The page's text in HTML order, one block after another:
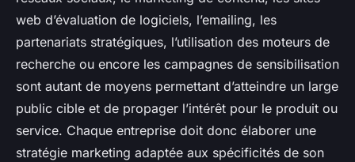
web d’évaluation de logiciels, l’emailing, les
partenariats stratégiques, l’utilisation des moteurs de
recherche ou encore les campagnes de sensibilisation
sont autant de moyens permettant d’atteindre un large
public cible et de propager l’intérêt pour le produit ou
service. Chaque entreprise doit donc élaborer une
stratégie marketing adaptée aux spécificités de son